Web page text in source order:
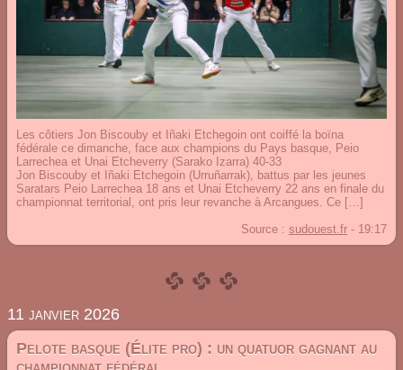
Les côtiers Jon Biscouby et Iñaki Etchegoin ont coiffé la boïna
fédérale ce dimanche, face aux champions du Pays basque, Peio
Larrechea et Unai Etcheverry (Sarako Izarra) 40-33
Jon Biscouby et Iñaki Etchegoin (Urruñarrak), battus par les jeunes
Saratars Peio Larrechea 18 ans et Unai Etcheverry 22 ans en finale du
championnat territorial, ont pris leur revanche à Arcangues. Ce […]
Source : sudouest.fr - 19:17
11 janvier 2026
Pelote basque (Élite pro) : un quatuor gagnant au